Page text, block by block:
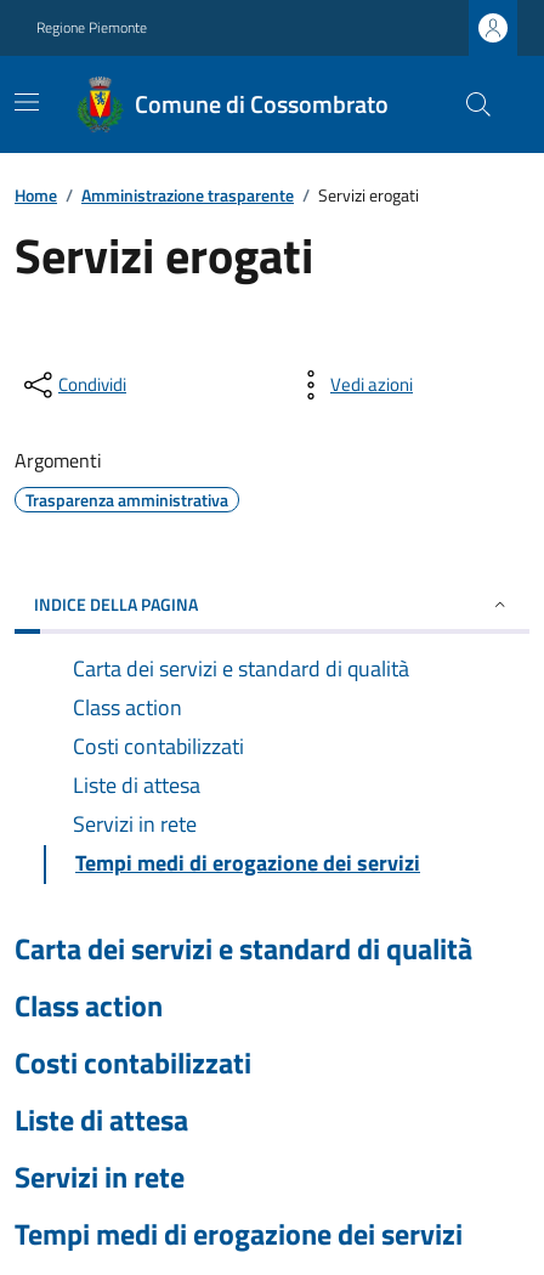
Regione Piemonte
Comune di Cossombrato
Home / Amministrazione trasparente / Servizi erogati
Servizi erogati
Condividi Vedi azioni
Argomenti
Trasparenza amministrativa
INDICE DELLA PAGINA
Carta dei servizi e standard di qualità
Class action
Costi contabilizzati
Liste di attesa
Servizi in rete
Tempi medi di erogazione dei servizi
Carta dei servizi e standard di qualità
Class action
Costi contabilizzati
Liste di attesa
Servizi in rete
Tempi medi di erogazione dei servizi